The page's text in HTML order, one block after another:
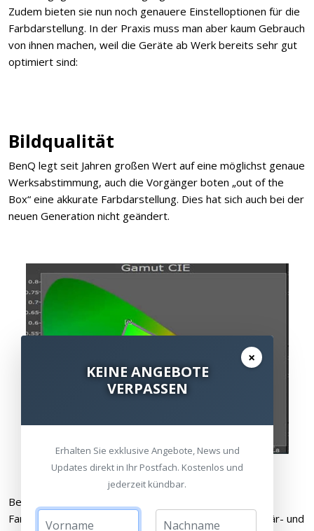
Zudem bieten sie nun noch genauere Einstelloptionen für die
Farbdarstellung. In der Praxis muss man aber kaum Gebrauch
von ihnen machen, weil die Geräte ab Werk bereits sehr gut
optimiert sind:
Bildqualität
BenQ legt seit Jahren großen Wert auf eine möglichst genaue
Werksabstimmung, auch die Vorgänger boten „out of the
Box“ eine akkurate Farbdarstellung. Dies hat sich auch bei der
neuen Generation nicht geändert.
Bei SDR bieten beide Modelle eine nahezu perfekte
Farbrumabdeckung mit präziser Abstimmung der Primär- und
×
KEINE ANGEBOTE
VERPASSEN
Erhalten Sie exklusive Angebote, News und
Updates direkt in Ihr Postfach. Kostenlos und
jederzeit kündbar.